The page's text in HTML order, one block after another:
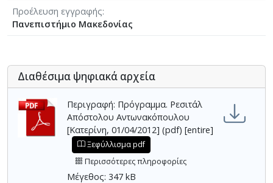
Προέλευση εγγραφής
Πανεπιστήμιο Μακεδονίας
Διαθέσιμα ψηφιακά αρχεία
Περιγραφή: Πρόγραμμα. Ρεσιτάλ
Απόστολου Αντωνακόπουλου
[Κατερίνη, 01/04/2012] (pdf) [entire]
Ξεφύλλισμα pdf
Περισσότερες πληροφορίες
Μέγεθος: 347 kB